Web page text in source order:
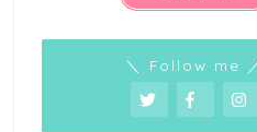
＼ Follow me